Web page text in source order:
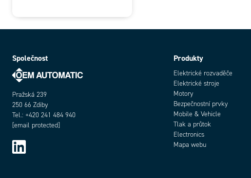
Společnost
Pražská 239
250 66 Zdiby
Tel.: +420 241 484 940
[email protected]
Produkty
Elektrické rozvaděče
Elektrické stroje
Motory
Bezpečnostní prvky
Mobile & Vehicle
Tlak a průtok
Electronics
Mapa webu